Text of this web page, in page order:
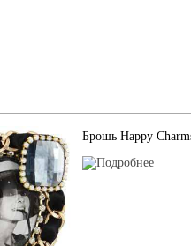
Брошь Happy